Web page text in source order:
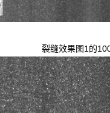
裂缝效果图1的